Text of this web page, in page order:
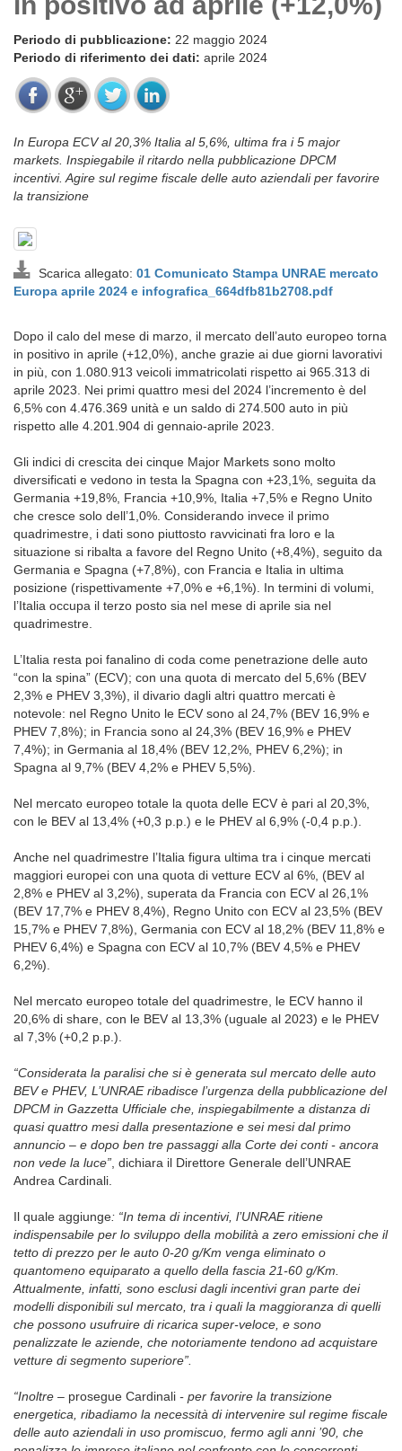
Periodo di pubblicazione: 22 maggio 2024
Periodo di riferimento dei dati: aprile 2024
In Europa ECV al 20,3% Italia al 5,6%, ultima fra i 5 major
markets. Inspiegabile il ritardo nella pubblicazione DPCM
incentivi. Agire sul regime fiscale delle auto aziendali per favorire
la transizione
Scarica allegato: 01 Comunicato Stampa UNRAE mercato
Europa aprile 2024 e infografica_664dfb81b2708.pdf
Dopo il calo del mese di marzo, il mercato dell’auto europeo torna
in positivo in aprile (+12,0%), anche grazie ai due giorni lavorativi
in più, con 1.080.913 veicoli immatricolati rispetto ai 965.313 di
aprile 2023. Nei primi quattro mesi del 2024 l’incremento è del
6,5% con 4.476.369 unità e un saldo di 274.500 auto in più
rispetto alle 4.201.904 di gennaio-aprile 2023.
Gli indici di crescita dei cinque Major Markets sono molto
diversificati e vedono in testa la Spagna con +23,1%, seguita da
Germania +19,8%, Francia +10,9%, Italia +7,5% e Regno Unito
che cresce solo dell’1,0%. Considerando invece il primo
quadrimestre, i dati sono piuttosto ravvicinati fra loro e la
situazione si ribalta a favore del Regno Unito (+8,4%), seguito da
Germania e Spagna (+7,8%), con Francia e Italia in ultima
posizione (rispettivamente +7,0% e +6,1%). In termini di volumi,
l’Italia occupa il terzo posto sia nel mese di aprile sia nel
quadrimestre.
L’Italia resta poi fanalino di coda come penetrazione delle auto
“con la spina” (ECV); con una quota di mercato del 5,6% (BEV
2,3% e PHEV 3,3%), il divario dagli altri quattro mercati è
notevole: nel Regno Unito le ECV sono al 24,7% (BEV 16,9% e
PHEV 7,8%); in Francia sono al 24,3% (BEV 16,9% e PHEV
7,4%); in Germania al 18,4% (BEV 12,2%, PHEV 6,2%); in
Spagna al 9,7% (BEV 4,2% e PHEV 5,5%).
Nel mercato europeo totale la quota delle ECV è pari al 20,3%,
con le BEV al 13,4% (+0,3 p.p.) e le PHEV al 6,9% (-0,4 p.p.).
Anche nel quadrimestre l’Italia figura ultima tra i cinque mercati
maggiori europei con una quota di vetture ECV al 6%, (BEV al
2,8% e PHEV al 3,2%), superata da Francia con ECV al 26,1%
(BEV 17,7% e PHEV 8,4%), Regno Unito con ECV al 23,5% (BEV
15,7% e PHEV 7,8%), Germania con ECV al 18,2% (BEV 11,8% e
PHEV 6,4%) e Spagna con ECV al 10,7% (BEV 4,5% e PHEV
6,2%).
Nel mercato europeo totale del quadrimestre, le ECV hanno il
20,6% di share, con le BEV al 13,3% (uguale al 2023) e le PHEV
al 7,3% (+0,2 p.p.).
“Considerata la paralisi che si è generata sul mercato delle auto
BEV e PHEV, L’UNRAE ribadisce l’urgenza della pubblicazione del
DPCM in Gazzetta Ufficiale che, inspiegabilmente a distanza di
quasi quattro mesi dalla presentazione e sei mesi dal primo
annuncio – e dopo ben tre passaggi alla Corte dei conti - ancora
non vede la luce” dichiara il Direttore Generale dell’UNRAE
Andrea Cardinali.
Il quale aggiunge: “In tema di incentivi, l’UNRAE ritiene
indispensabile per lo sviluppo della mobilità a zero emissioni che il
tetto di prezzo per le auto 0-20 g/Km venga eliminato o
quantomeno equiparato a quello della fascia 21-60 g/Km.
Attualmente, infatti, sono esclusi dagli incentivi gran parte dei
modelli disponibili sul mercato, tra i quali la maggioranza di quelli
che possono usufruire di ricarica super-veloce, e sono
penalizzate le aziende, che notoriamente tendono ad acquistare
vetture di segmento superiore”.
“Inoltre – prosegue Cardinali - per favorire la transizione
energetica, ribadiamo la necessità di intervenire sul regime fiscale
delle auto aziendali in uso promiscuo, fermo agli anni ’90, che